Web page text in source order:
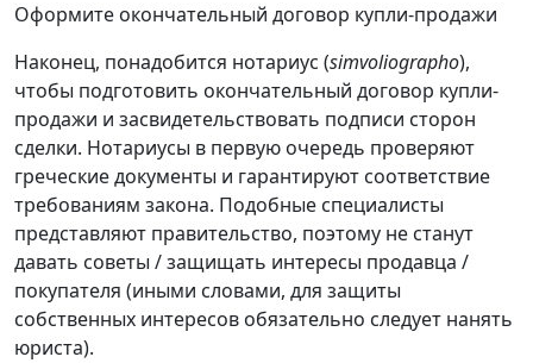
Оформите окончательный договор купли-продажи
Наконец, понадобится нотариус (simvoliographo),
чтобы подготовить окончательный договор купли-
продажи и засвидетельствовать подписи сторон
сделки. Нотариусы в первую очередь проверяют
греческие документы и гарантируют соответствие
требованиям закона. Подобные специалисты
представляют правительство, поэтому не станут
давать советы / защищать интересы продавца /
покупателя (иными словами, для защиты
собственных интересов обязательно следует нанять
юриста).